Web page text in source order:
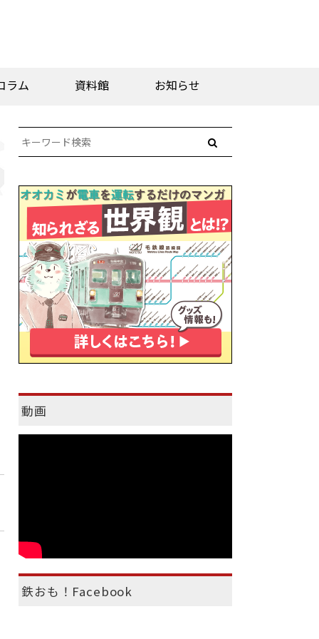
ラム 資料館 お知らせ
動画
鉄おも！Facebook